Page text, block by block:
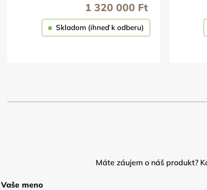
1 320 000 Ft
Skladom (ihneď k odberu)
Máte záujem o náš produkt?
Vaše meno